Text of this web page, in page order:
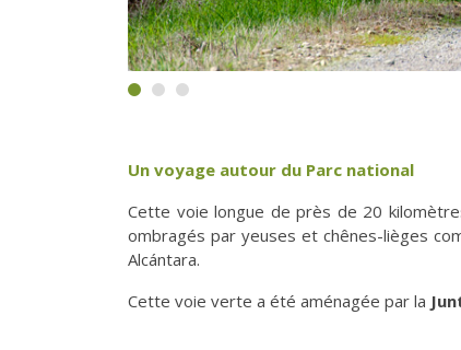
Un voyage autour du Parc national
Cette voie longue de près de 20
ombragés par yeuses et chênes-lièges
Alcántara.
Cette voie verte a été aménagée par la